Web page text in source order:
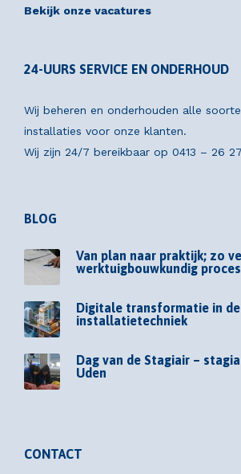
Bekijk onze vacatures
24-UURS SERVICE EN ONDERHOUD
Wij beheren en onderhouden alle
installaties voor onze klanten.
Wij zijn 24/7 bereikbaar op 0413 – 26
BLOG
Van plan naar praktijk; zo
werktuigbouwkundig
Digitale transformatie in de
installatietechniek
Dag van de Stagiair –
Uden
CONTACT